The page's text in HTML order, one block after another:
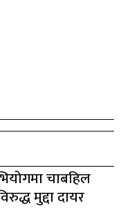
चाबहिल
मुद्दा दायर